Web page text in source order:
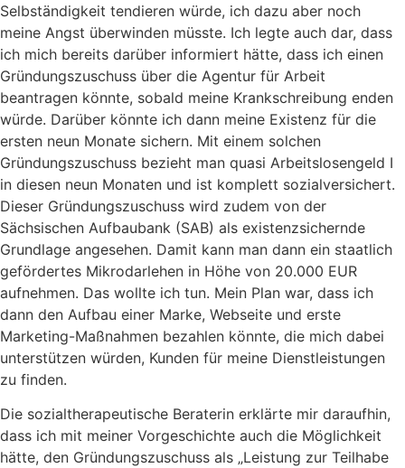
Selbständigkeit tendieren würde, ich dazu aber noch
meine Angst überwinden müsste. Ich legte auch dar, dass
ich mich bereits darüber informiert hätte, dass ich einen
Gründungszuschuss über die Agentur für Arbeit
beantragen könnte, sobald meine Krankschreibung enden
würde. Darüber könnte ich dann meine Existenz für die
ersten neun Monate sichern. Mit einem solchen
Gründungszuschuss bezieht man quasi Arbeitslosengeld I
in diesen neun Monaten und ist komplett sozialversichert.
Dieser Gründungszuschuss wird zudem von der
Sächsischen Aufbaubank (SAB) als existenzsichernde
Grundlage angesehen. Damit kann man dann ein staatlich
gefördertes Mikrodarlehen in Höhe von 20.000 EUR
aufnehmen. Das wollte ich tun. Mein Plan war, dass ich
dann den Aufbau einer Marke, Webseite und erste
Marketing-Maßnahmen bezahlen könnte, die mich dabei
unterstützen würden, Kunden für meine Dienstleistungen
zu finden.
Die sozialtherapeutische Beraterin erklärte mir daraufhin,
dass ich mit meiner Vorgeschichte auch die Möglichkeit
hätte, den Gründungszuschuss als „Leistung zur Teilhabe